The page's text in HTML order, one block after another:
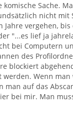
komische Sache.
nicht mit
Jahre vergehen,
"...es lief ja
bei Computern
des
blockiert
werden. Wenn
man auf das
bei mir. Man